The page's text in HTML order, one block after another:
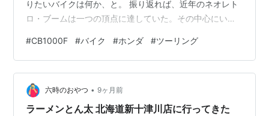
りたいバイクは何か、と。 振り返れば、近年のネオレト
ロ・ブームは一つの頂点に達していた。その中心にいた
かつての熱狂を知る者も、現代の洗練を求める若者も、
等しくその輝きに吸い寄せられた。 しかし、その影で静
かに、だが確実に「本田の4気筒」を待ちわびていた魂が
ある。1980年代、ナナハン（750cc）という言葉が、単
なる排気量を超えて「強さの象徴」だった時代。あの
#CB1000F #バイク #ホンダ #ツーリング
六時のおやつ • 9ヶ月前
ラーメンとん太 北海道新十津川店に行ってきた